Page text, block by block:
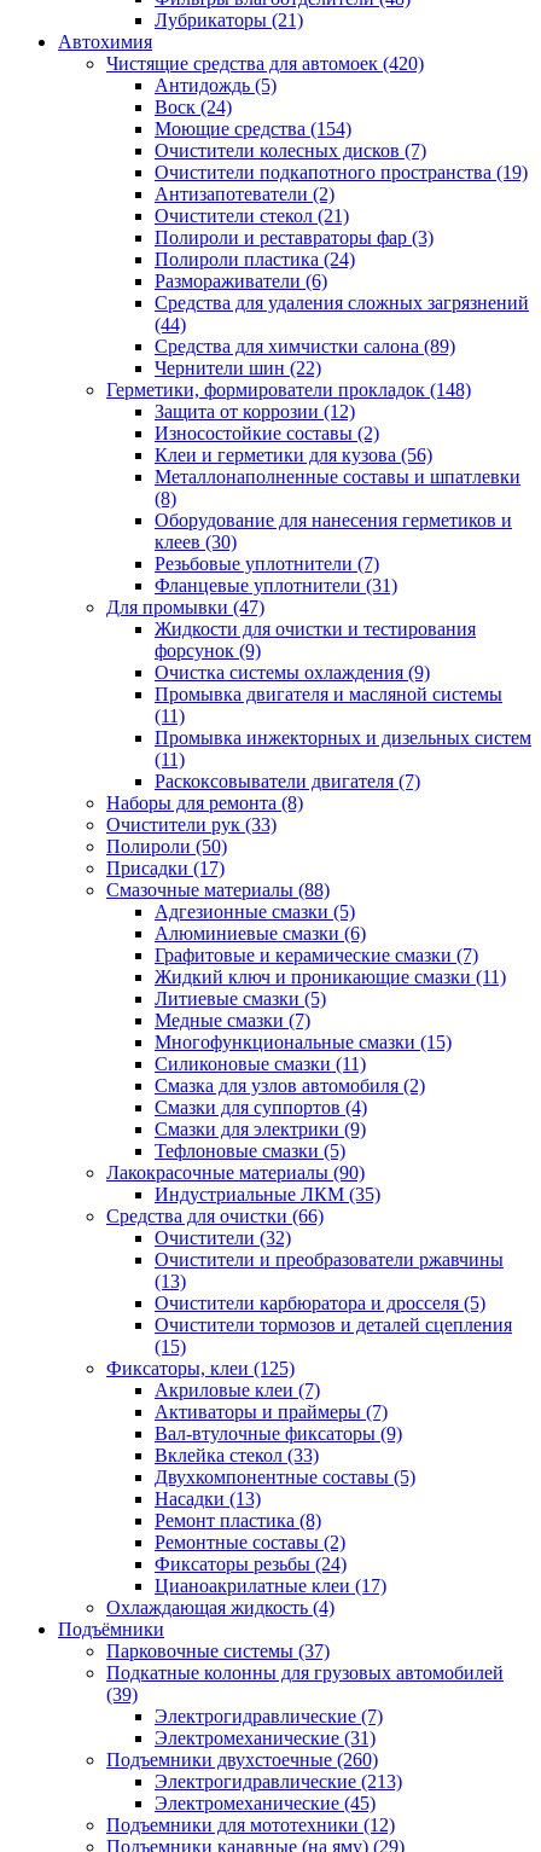
Лубрикаторы (21)
Автохимия
Чистящие средства для автомоек (420)
Антидождь (5)
Воск (24)
Моющие средства (154)
Очистители колесных дисков (7)
Очистители подкапотного пространства (19)
Антизапотеватели (2)
Очистители стекол (21)
Полироли и реставраторы фар (3)
Полироли пластика (24)
Размораживатели (6)
Средства для удаления сложных загрязнений
(44)
Средства для химчистки салона (89)
Чернители шин (22)
Герметики, формирователи прокладок (148)
Защита от коррозии (12)
Износостойкие составы (2)
Клеи и герметики для кузова (56)
Металлонаполненные составы и шпатлевки
(8)
Оборудование для нанесения герметиков и
клеев (30)
Резьбовые уплотнители (7)
Фланцевые уплотнители (31)
Для промывки (47)
Жидкости для очистки и тестирования
форсунок (9)
Очистка системы охлаждения (9)
Промывка двигателя и масляной системы
(11)
Промывка инжекторных и дизельных систем
(11)
Раскоксовыватели двигателя (7)
Наборы для ремонта (8)
Очистители рук (33)
Полироли (50)
Присадки (17)
Смазочные материалы (88)
Адгезионные смазки (5)
Алюминиевые смазки (6)
Графитовые и керамические смазки (7)
Жидкий ключ и проникающие смазки (11)
Литиевые смазки (5)
Медные смазки (7)
Многофункциональные смазки (15)
Силиконовые смазки (11)
Смазка для узлов автомобиля (2)
Смазки для суппортов (4)
Смазки для электрики (9)
Тефлоновые смазки (5)
Лакокрасочные материалы (90)
Индустриальные ЛКМ (35)
Средства для очистки (66)
Очистители (32)
Очистители и преобразователи ржавчины
(13)
Очистители карбюратора и дросселя (5)
Очистители тормозов и деталей сцепления
(15)
Фиксаторы, клеи (125)
Акриловые клеи (7)
Активаторы и праймеры (7)
Вал-втулочные фиксаторы (9)
Вклейка стекол (33)
Двухкомпонентные составы (5)
Насадки (13)
Ремонт пластика (8)
Ремонтные составы (2)
Фиксаторы резьбы (24)
Цианоакрилатные клеи (17)
Охлаждающая жидкость (4)
Подъёмники
Парковочные системы (37)
Подкатные колонны для грузовых автомобилей
(39)
Электрогидравлические (7)
Электромеханические (31)
Подъемники двухстоечные (260)
Электрогидравлические (213)
Электромеханические (45)
Подъемники для мототехники (12)
Подъемники канавные (на яму) (29)